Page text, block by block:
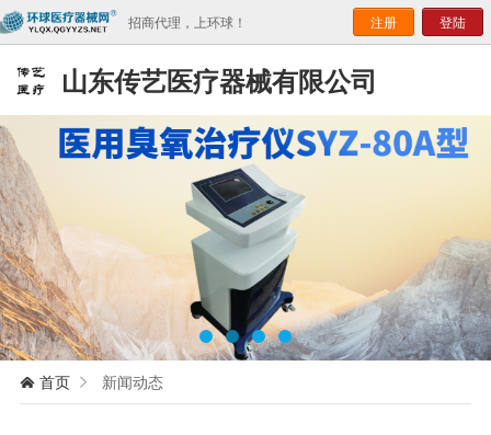
招商代理，上环球！ 注册 登陆
山东传艺医疗器械有限公司
 首页  新闻动态